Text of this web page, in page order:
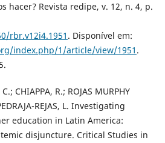
hacer? Revista redipe, v. 12, n. 4, p.
rbr.v12i4.1951 . Disponível em:
index.php/1/article/view/1951 .
CHIAPPA, R.; ROJAS MURPHY
REJAS, L. Investigating
education in Latin America:
disjuncture. Critical Studies in